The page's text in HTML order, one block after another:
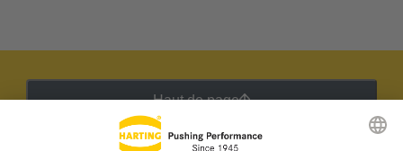
Haut de page